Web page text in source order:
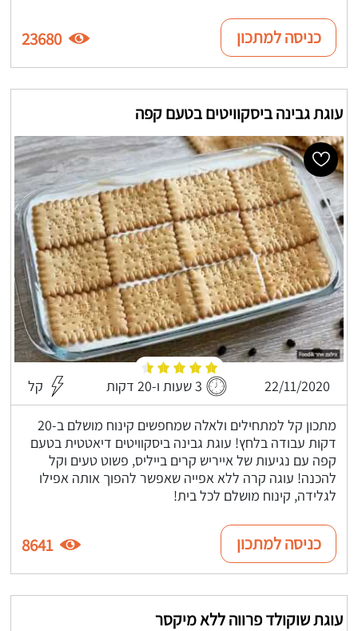
כניסה למתכון 23680
עוגת גבינה ביסקוויטים בטעם קפה
22/11/2020 3 שעות ו-20 דקות קל
מתכון קל למתחילים ולאלה שמחפשים קינוח מושלם ב-20
דקות עבודה בלחץ! עוגת גבינה ביסקוויטים דיאטטית בטעם
קפה עם נגיעות של אייריש קרים בייליס, פשוט טעים וקל
להכנה! עוגה קרה ללא אפייה שאפשר להפוך אותה אפילו
לגלידה, קינוח מושלם לכל בית!
כניסה למתכון 8641
עוגת שוקולד פרווה ללא מיקסר